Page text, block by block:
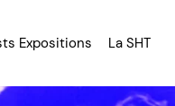
Expositions La SHT